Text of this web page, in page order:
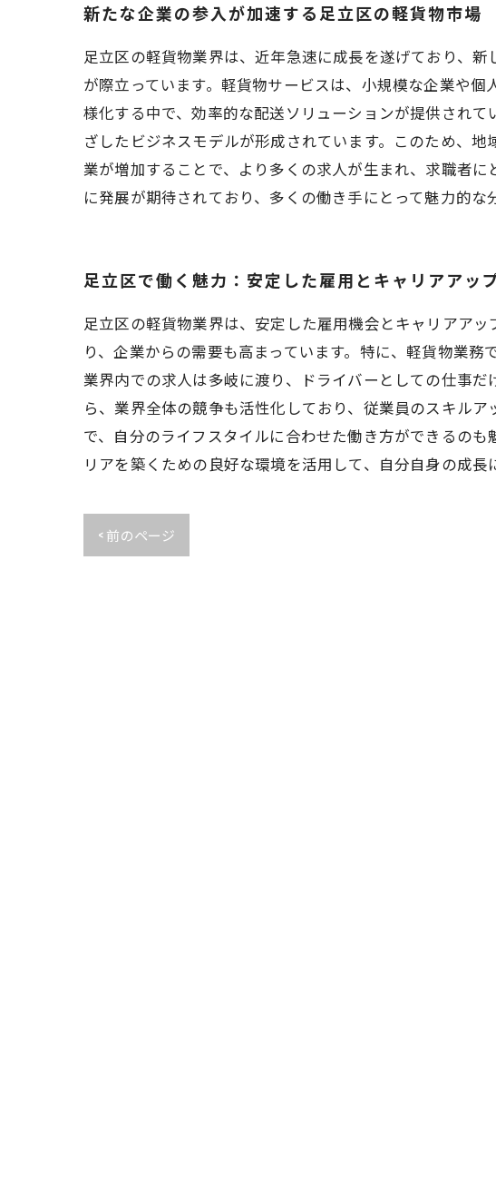
新たな企業の参入が加速する足立区の軽貨物市場
足立区の軽貨物業界は、近年急速に成長を遂げており、
が際立っています。軽貨物サービスは、小規模な企業や
様化する中で、効率的な配送ソリューションが提供され
ざしたビジネスモデルが形成されています。このため、
業が増加することで、より多くの求人が生まれ、求職者
に発展が期待されており、多くの働き手にとって魅力的な
足立区で働く魅力：安定した雇用とキャリアアッ
足立区の軽貨物業界は、安定した雇用機会とキャリアア
り、企業からの需要も高まっています。特に、軽貨物業
業界内での求人は多岐に渡り、ドライバーとしての仕事
ら、業界全体の競争も活性化しており、従業員のスキル
で、自分のライフスタイルに合わせた働き方ができるの
リアを築くための良好な環境を活用して、自分自身の成長
< 前のページ